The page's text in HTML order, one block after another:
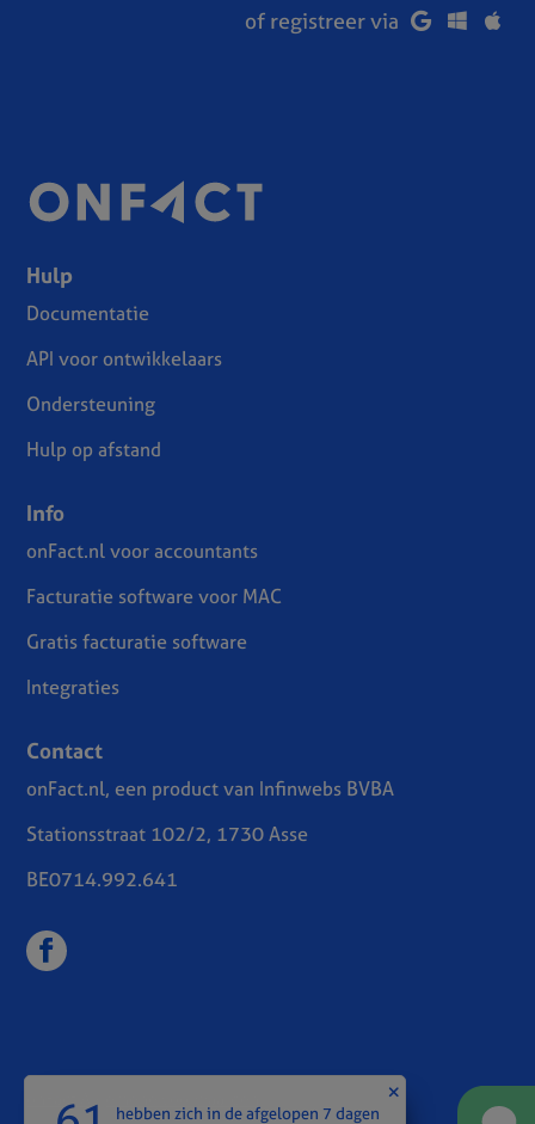
of registreer via
Hulp
Documentatie
API voor ontwikkelaars
Ondersteuning
Hulp op afstand
Info
onFact.nl voor accountants
Facturatie software voor MAC
Gratis facturatie software
Integraties
Contact
onFact.nl, een product van Infinwebs BVBA
Stationsstraat 102/2, 1730 Asse
BE0714.992.641
hebben zich in de afgelopen 7 dagen